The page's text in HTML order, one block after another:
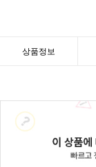
상품정보